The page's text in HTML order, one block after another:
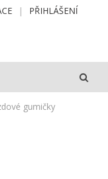
PŘIHLÁŠENÍ
gumičky